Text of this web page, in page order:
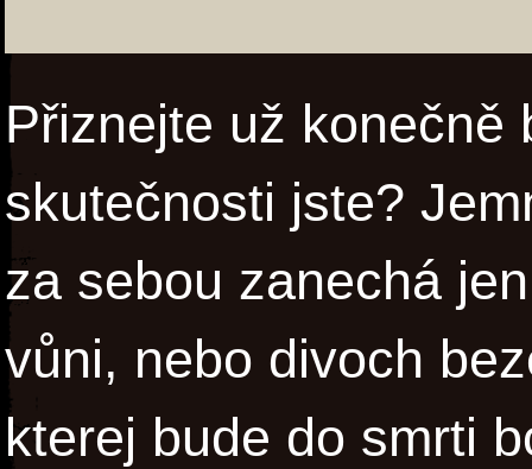
Přiznejte už konečně
skutečnosti jste?
za sebou zanechá
vůni, nebo divoch
kterej bude do smrti